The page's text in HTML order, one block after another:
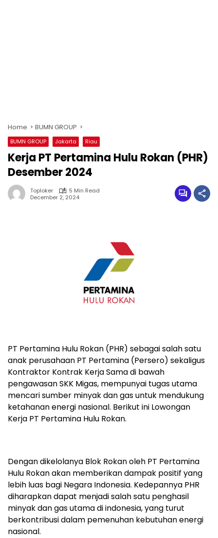
Home BUMN GROUP
BUMN GROUP Jakarta Riau
Kerja PT Pertamina Hulu Rokan (PHR)
Desember 2024
Toploker
5 Min Read
December 2, 2024
PT Pertamina Hulu Rokan (PHR) sebagai salah satu
anak perusahaan PT Pertamina (Persero) sekaligus
Kontraktor Kontrak Kerja Sama di bawah
pengawasan SKK Migas, mempunyai tugas utama
mencari sumber minyak dan gas untuk mendukung
ketahanan energi nasional. Berikut ini Lowongan
Kerja PT Pertamina Hulu Rokan.
Dengan dikelolanya Blok Rokan oleh PT Pertamina
Hulu Rokan akan memberikan dampak positif yang
lebih luas bagi Negara Indonesia. Kedepannya PHR
diharapkan dapat menjadi salah satu penghasil
minyak dan gas utama di indonesia, yang turut
berkontribusi dalam pemenuhan kebutuhan energi
nasional.